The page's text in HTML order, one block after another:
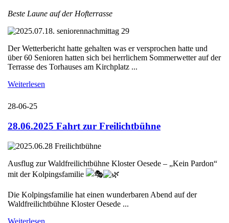
Beste Laune auf der Hofterrasse
Der Wetterbericht hatte gehalten was er versprochen hatte und
über 60 Senioren hatten sich bei herrlichem Sommerwetter auf der
Terrasse des Torhauses am Kirchplatz ...
Weiterlesen
28-06-25
28.06.2025 Fahrt zur Freilichtbühne
Ausflug zur Waldfreilichtbühne Kloster Oesede – „Kein Pardon“
mit der Kolpingsfamilie
Die Kolpingsfamilie hat einen wunderbaren Abend auf der
Waldfreilichtbühne Kloster Oesede ...
Weiterlesen